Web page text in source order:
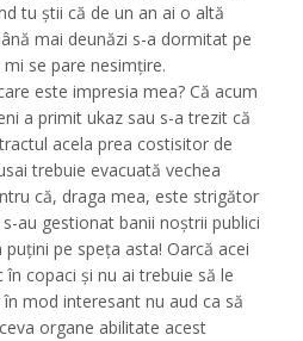
tu știi că de un an ai o altă
mai deunăzi s-a dormitat pe
se pare nesimțire.
este impresia mea? Că acum
a primit ukaz sau s-a trezit că
acela prea costisitor de
trebuie evacuată vechea
că, draga mea, este strigător
au gestionat banii noștrii publici
puțini pe speța asta! Oarcă acei
în copaci și nu ai trebuie să le
în mod interesant nu aud ca să
organe abilitate acest